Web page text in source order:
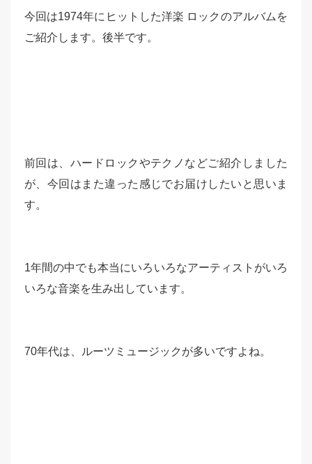
今回は1974年にヒットした洋楽 ロックのアルバムを
ご紹介します。後半です。
前回は、ハードロックやテクノなどご紹介しました
が、今回はまた違った感じでお届けしたいと思いま
す。
1年間の中でも本当にいろいろなアーティストがいろ
いろな音楽を生み出しています。
70年代は、ルーツミュージックが多いですよね。